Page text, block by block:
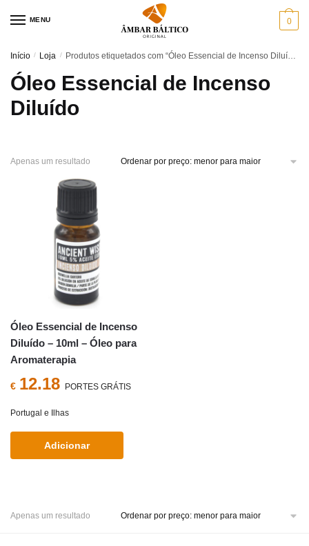
MENU 0
Início / Loja / Produtos etiquetados com “Óleo Essencial de Incenso Diluído”
Óleo Essencial de Incenso
Diluído
Apenas um resultado
Óleo Essencial de Incenso
Diluído – 10ml – Óleo para
Aromaterapia
€ 12.18 PORTES GRÁTIS
Portugal e Ilhas
Adicionar
Apenas um resultado